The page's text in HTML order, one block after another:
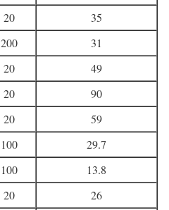
20
35
200
31
20
49
20
90
20
59
100
29.7
100
13.8
20 26